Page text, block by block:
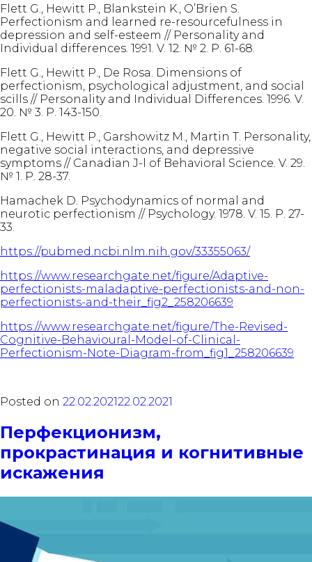
Flett G., Hewitt P., Blankstein K., O’Brien S.
Perfectionism and learned re-resourcefulness in
depression and self-esteem // Personality and
Individual differences. 1991. V. 12. № 2. Р. 61-68.
Flett G., Hewitt P., De Rosa. Dimensions of
perfectionism, psychological adjustment, and social
scills // Personality and Individual Differences. 1996. V.
20. № 3. P. 143-150.
Flett G., Hewitt P., Garshowitz M., Martin T. Personality,
negative social interactions, and depressive
symptoms // Canadian J-l of Behavioral Science. V. 29.
№ 1. P. 28-37.
Hamachek D. Psychodynamics of normal and
neurotic perfectionism // Psychology. 1978. V. 15. Р. 27-
33.
https://pubmed.ncbi.nlm.nih.gov/33355063/
https://www.researchgate.net/figure/Adaptive-
perfectionists-maladaptive-perfectionists-and-non-
perfectionists-and-their_fig2_258206639
https://www.researchgate.net/figure/The-Revised-
Cognitive-Behavioural-Model-of-Clinical-
Perfectionism-Note-Diagram-from_fig1_258206639
Posted on 22.02.202122.02.2021
Перфекционизм,
прокрастинация и когнитивные
искажения